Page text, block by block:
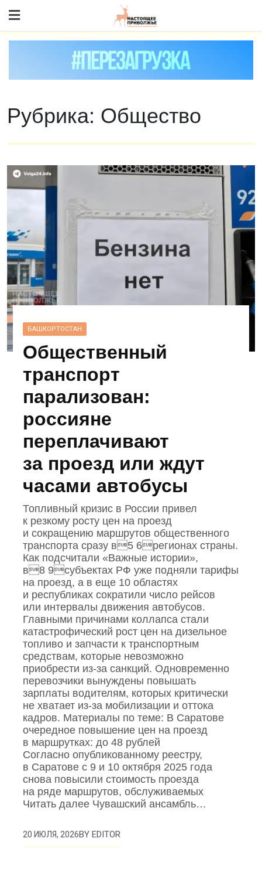
to content
Рубрика: Общество
БАШКОРТОСТАН
Общественный
транспорт
парализован:
россияне
переплачивают
за проезд или ждут
часами автобусы
Топливный кризис в России привел
к резкому росту цен на проезд
и сокращению маршрутов общественного
транспорта сразу в5 6регионах страны.
Как подсчитали «Важные истории»,
в8 9субъектах РФ уже подняли тарифы
на проезд, а в еще 10 областях
и республиках сократили число рейсов
или интервалы движения автобусов.
Главными причинами коллапса стали
катастрофический рост цен на дизельное
топливо и запчасти к транспортным
средствам, которые невозможно
приобрести из‑за санкций. Одновременно
перевозчики вынуждены повышать
зарплаты водителям, которых критически
не хватает из‑за мобилизации и оттока
кадров. Материалы по теме: В Саратове
очередное повышение цен на проезд
в маршрутках: до 48 рублей
Согласно опубликованному реестру,
в Саратове с 9 и 10 октября 2025 года
снова повысили стоимость проезда
на ряде маршрутов, обслуживаемых
Читать далее Чувашский ансамбль…
20 ИЮЛЯ, 2026BYEDITOR